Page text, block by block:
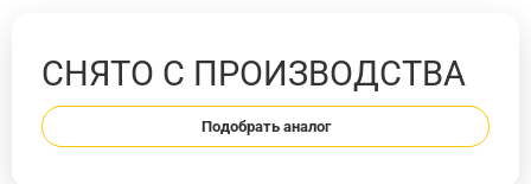
СНЯТО С ПРОИЗВОДСТВА
Подобрать аналог